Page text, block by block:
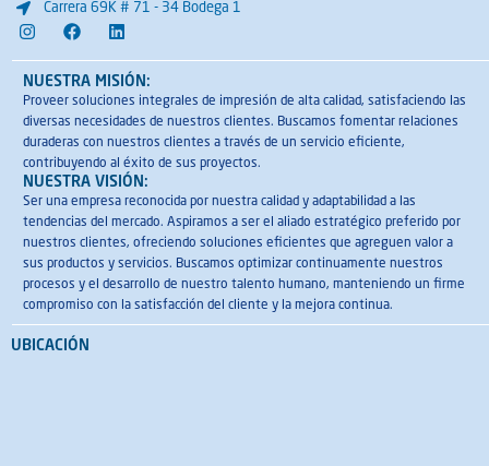
Carrera 69K # 71 - 34 Bodega 1
I
n
s
t
a
g
r
a
m
F
a
c
e
b
o
o
k
L
i
n
k
e
d
i
n
NUESTRA MISIÓN:
Proveer soluciones integrales de impresión de alta calidad, satisfaciendo las
diversas necesidades de nuestros clientes. Buscamos fomentar relaciones
duraderas con nuestros clientes a través de un servicio eficiente,
contribuyendo al éxito de sus proyectos.
NUESTRA VISIÓN:
Ser una empresa reconocida por nuestra calidad y adaptabilidad a las
tendencias del mercado. Aspiramos a ser el aliado estratégico preferido por
nuestros clientes, ofreciendo soluciones eficientes que agreguen valor a
sus productos y servicios. Buscamos optimizar continuamente nuestros
procesos y el desarrollo de nuestro talento humano, manteniendo un firme
compromiso con la satisfacción del cliente y la mejora continua.
UBICACIÓN